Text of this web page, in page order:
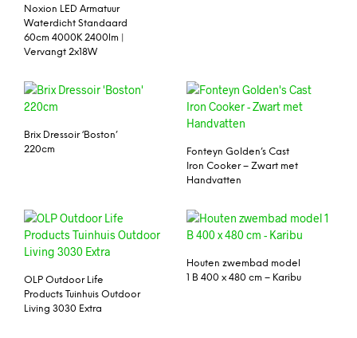
Noxion LED Armatuur
Waterdicht Standaard
60cm 4000K 2400lm |
Vervangt 2x18W
Brix Dressoir ‘Boston’
220cm
Fonteyn Golden’s Cast
Iron Cooker – Zwart met
Handvatten
OLP Outdoor Life
Products Tuinhuis Outdoor
Living 3030 Extra
Houten zwembad model
1 B 400 x 480 cm – Karibu